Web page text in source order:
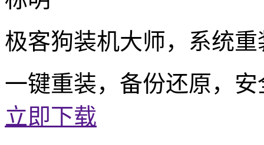
极客狗装机大师，系统
一键重装，备份还原，
立即下载